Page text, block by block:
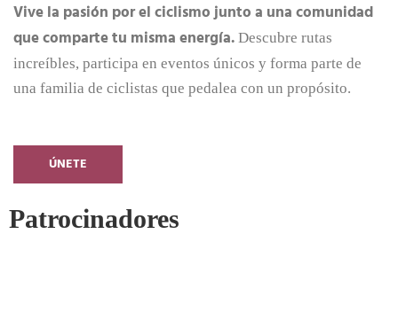
Vive la pasión por el ciclismo junto a una comunidad
que comparte tu misma energía. Descubre rutas
increíbles, participa en eventos únicos y forma parte de
una familia de ciclistas que pedalea con un propósito.
ÚNETE
Patrocinadores